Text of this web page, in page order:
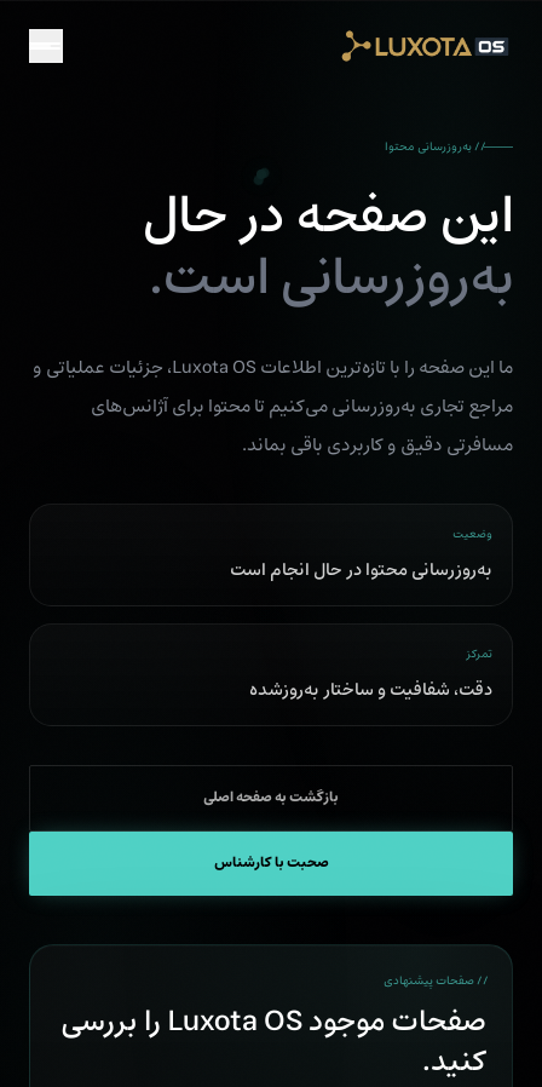
// به‌روزرسانی محتوا
این صفحه در حال
به‌روزرسانی است.
ما این صفحه را با تازه‌ترین اطلاعات Luxota OS، جزئیات عملیاتی و
مراجع تجاری به‌روزرسانی می‌کنیم تا محتوا برای آژانس‌های
مسافرتی دقیق و کاربردی باقی بماند.
وضعیت
به‌روزرسانی محتوا در حال انجام است
تمرکز
دقت، شفافیت و ساختار به‌روزشده
بازگشت به صفحه اصلی
صحبت با کارشناس
// صفحات پیشنهادی
صفحات موجود Luxota OS را بررسی
کنید.